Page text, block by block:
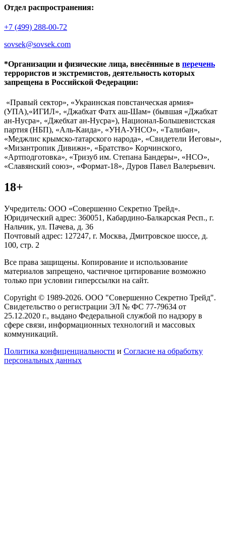
Отдел распространения:
+7 (499) 288-00-72
sovsek@sovsek.com
*Организации и физические лица, внесённные в перечень
террористов и экстремистов, деятельность которых
запрещена в Российской Федерации:
«Правый сектор», «Украинская повстанческая армия»
(УПА),«ИГИЛ», «Джабхат Фатх аш-Шам» (бывшая «Джабхат
ан-Нусра», «Джебхат ан-Нусра»), Национал-Большевистская
партия (НБП), «Аль-Каида», «УНА-УНСО», «Талибан»,
«Меджлис крымско-татарского народа», «Свидетели Иеговы»,
«Мизантропик Дивижн», «Братство» Корчинского,
«Артподготовка», «Тризуб им. Степана Бандеры», «НСО»,
«Славянский союз», «Формат-18», Дуров Павел Валерьевич.
18+
Учредитель: ООО «Совершенно Секретно Трейд».
Юридический адрес: 360051, Кабардино-Балкарская Респ., г.
Нальчик, ул. Пачева, д. 36
Почтовый адрес: 127247, г. Москва, Дмитровское шоссе, д.
100, стр. 2
Все права защищены. Копирование и использование
материалов запрещено, частичное цитирование возможно
только при условии гиперссылки на сайт.
Copyright © 1989-2026. ООО "Совершенно Секретно Трейд".
Свидетельство о регистрации ЭЛ № ФС 77-79634 от
25.12.2020 г., выдано Федеральной службой по надзору в
сфере связи, информационных технологий и массовых
коммуникаций.
Политика конфиценциальности и Согласие на обработку
персональных данных